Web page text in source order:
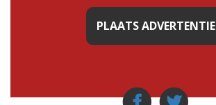
PLAATS ADVERTENTIE